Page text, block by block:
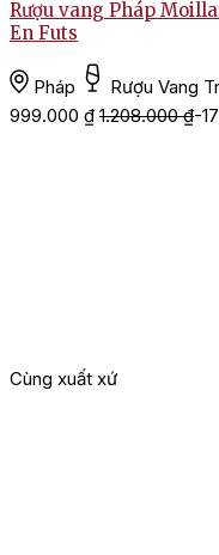
Rượu vang Pháp
En Futs
Pháp Rượu Vang
999.000 ₫ 1.208.000₫-
Cùng xuất xứ